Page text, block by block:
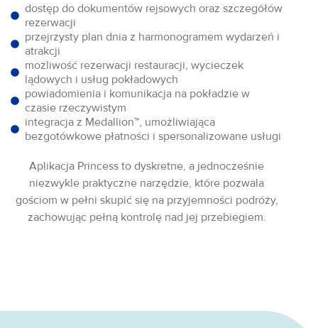
dostęp do dokumentów rejsowych oraz szczegółów
rezerwacji
przejrzysty plan dnia z harmonogramem wydarzeń i
atrakcji
możliwość rezerwacji restauracji, wycieczek
lądowych i usług pokładowych
powiadomienia i komunikacja na pokładzie w
czasie rzeczywistym
integracja z Medallion™, umożliwiająca
bezgotówkowe płatności i spersonalizowane usługi
Aplikacja Princess to dyskretne, a jednocześnie
niezwykle praktyczne narzędzie, które pozwala
gościom w pełni skupić się na przyjemności podróży,
zachowując pełną kontrolę nad jej przebiegiem.